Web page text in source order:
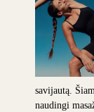
savijautą.
naudingi